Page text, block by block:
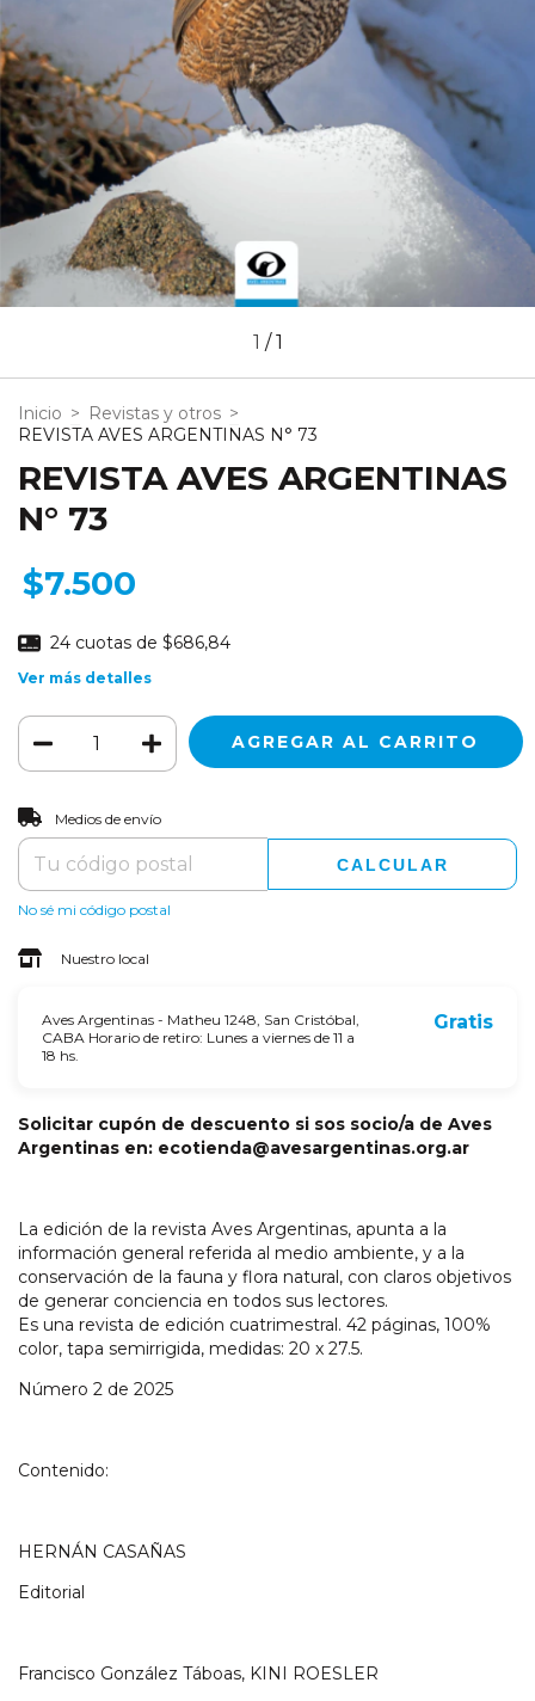
1 /1
Inicio > Revistas y otros >
REVISTA AVES ARGENTINAS N° 73
REVISTA AVES ARGENTINAS
N° 73
$7.500
24 cuotas de $686,84
Ver más detalles
Entregas para el CP:
Medios de envío
CALCULAR
No sé mi código postal
Nuestro local
Aves Argentinas - Matheu 1248, San Cristóbal,
CABA Horario de retiro: Lunes a viernes de 11 a
18 hs.
Gratis
Solicitar cupón de descuento si sos socio/a de Aves
Argentinas en: ecotienda@avesargentinas.org.ar
La edición de la revista Aves Argentinas, apunta a la
información general referida al medio ambiente, y a la
conservación de la fauna y flora natural, con claros objetivos
de generar conciencia en todos sus lectores.
Es una revista de edición cuatrimestral. 42 páginas, 100%
color, tapa semirrigida, medidas: 20 x 27.5.
Número 2 de 2025
Contenido:
HERNÁN CASAÑAS
Editorial
Francisco González Táboas, KINI ROESLER